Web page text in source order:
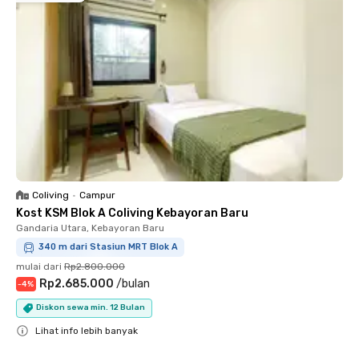
Coliving • Campur
Kost KSM Blok A Coliving Kebayoran Baru
Gandaria Utara, Kebayoran Baru
340 m dari Stasiun MRT Blok A
mulai dari Rp2.800.000
-4% Rp2.685.000 /bulan
Diskon sewa min. 12 Bulan
Lihat info lebih banyak